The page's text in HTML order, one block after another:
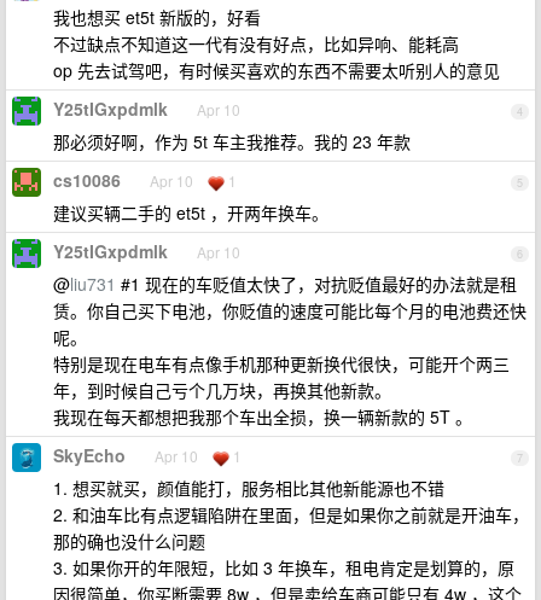
我也想买 et5t 新版的，好看
不过缺点不知道这一代有没有好点，比如异响、能耗高
op 先去试驾吧，有时候买喜欢的东西不需要太听别人的意见
4
Y25tIGxpdmlk Apr 10
那必须好啊，作为 5t 车主我推荐。我的 23 年款
5
cs10086 Apr 10 1
建议买辆二手的 et5t ，开两年换车。
6
Y25tIGxpdmlk Apr 10
@liu731 #1 现在的车贬值太快了，对抗贬值最好的办法就是租
赁。你自己买下电池，你贬值的速度可能比每个月的电池费还快
呢。
特别是现在电车有点像手机那种更新换代很快，可能开个两三
年，到时候自己亏个几万块，再换其他新款。
我现在每天都想把我那个车出全损，换一辆新款的 5T 。
7
SkyEcho Apr 10 1
1. 想买就买，颜值能打，服务相比其他新能源也不错
2. 和油车比有点逻辑陷阱在里面，但是如果你之前就是开油车，
那的确也没什么问题
3. 如果你开的年限短，比如 3 年换车，租电肯定是划算的，原
因很简单，你买断需要 8w ，但是卖给车商可能只有 4w ，这个